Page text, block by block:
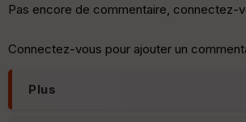
Pas encore de commentaire, connectez-
Connectez-vous pour ajouter un
Plus